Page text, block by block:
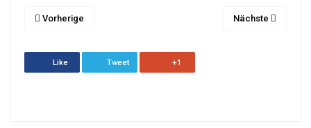
Vorherige Nächste
Like Tweet +1